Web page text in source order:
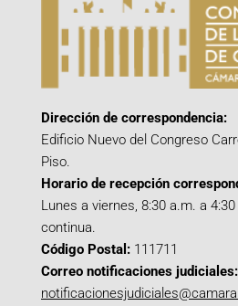
Dirección de correspondencia:
Edificio Nuevo del Congreso
Piso.
Horario de recepción
Lunes a viernes, 8:30 a.m. a
continua.
Código Postal: 111711
Correo notificaciones judiciales: